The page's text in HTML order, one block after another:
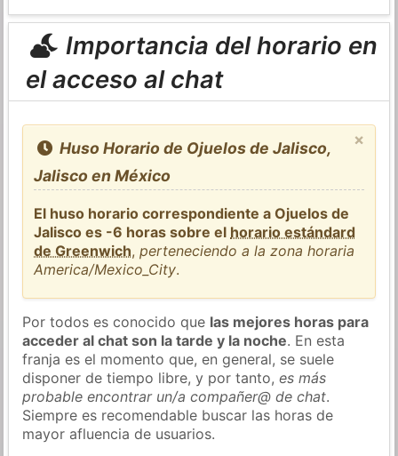
Importancia del horario en
el acceso al chat
×
Huso Horario de Ojuelos de Jalisco,
Jalisco en México
El huso horario correspondiente a Ojuelos de
Jalisco es -6 horas sobre el horario estándard
de Greenwich,perteneciendo a la zona horaria
America/Mexico_City.
Por todos es conocido que las mejores horas para
acceder al chat son la tarde y la noche. En esta
franja es el momento que, en general, se suele
disponer de tiempo libre, y por tanto,es más
probable encontrar un/a compañer@ de chat.
Siempre es recomendable buscar las horas de
mayor afluencia de usuarios.